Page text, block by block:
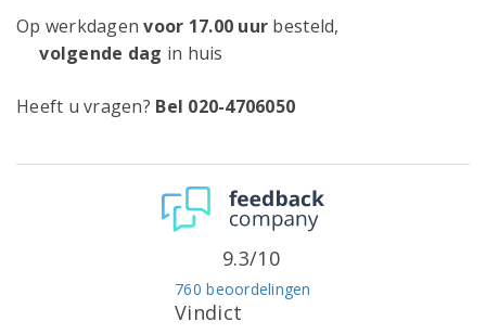
Op werkdagenvoor 17.00 uur besteld,
volgende dag in huis
Heeft u vragen? Bel 020-4706050
Vindict
760 beoordelingen
9.3/10